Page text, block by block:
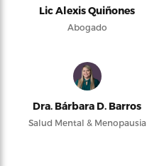
Lic Alexis Quiñones
Abogado
Dra. Bárbara D. Barros
Salud Mental & Menopausia